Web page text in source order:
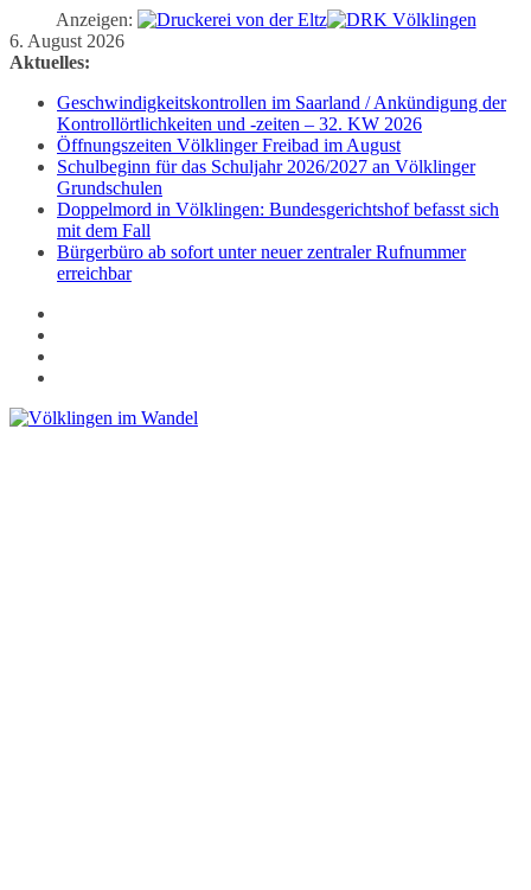
Anzeigen:
Zum
Inhalt
6. August 2026
Aktuelles:
Geschwindigkeitskontrollen im Saarland / Ankündigung der
Kontrollörtlichkeiten und -zeiten – 32. KW 2026
Öffnungszeiten Völklinger Freibad im August
Schulbeginn für das Schuljahr 2026/2027 an Völklinger
Grundschulen
Doppelmord in Völklingen: Bundesgerichtshof befasst sich
mit dem Fall
Bürgerbüro ab sofort unter neuer zentraler Rufnummer
erreichbar